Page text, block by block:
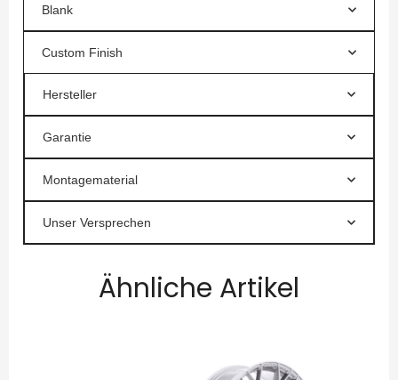
Blank
Custom Finish
Hersteller
Garantie
Montagematerial
Unser Versprechen
Ähnliche Artikel